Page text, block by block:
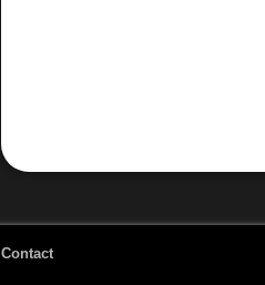
Contact